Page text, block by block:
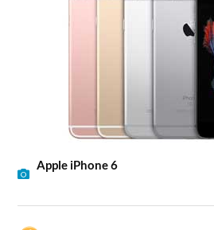
Apple iPhone 6